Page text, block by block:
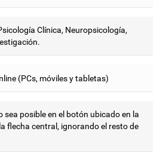
Clínica, Neuropsicología,
(PCs, móviles y tabletas)
posible en el botón ubicado en la
flecha central, ignorando el resto de